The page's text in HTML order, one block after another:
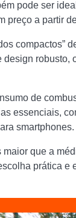
pode ser
preço a partir
compactos”
design robusto,
de
essenciais,
smartphones.
maior que a
prática e